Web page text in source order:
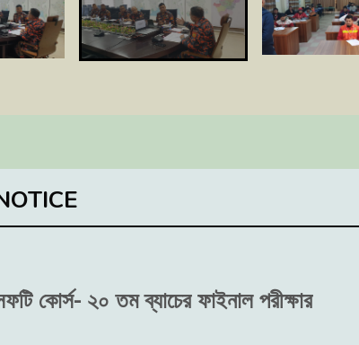
কোর্স- ২০ তম ব্যাচের ফাইনাল পরীক্ষার